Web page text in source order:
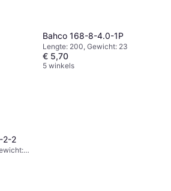
Bahco 168-8-4.0-1P
Lengte: 200, Gewicht: 23
€ 5,70
5 winkels
2-2